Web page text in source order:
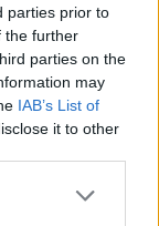
parties prior to
the further
parties on the
may
IAB’s List of
it to other